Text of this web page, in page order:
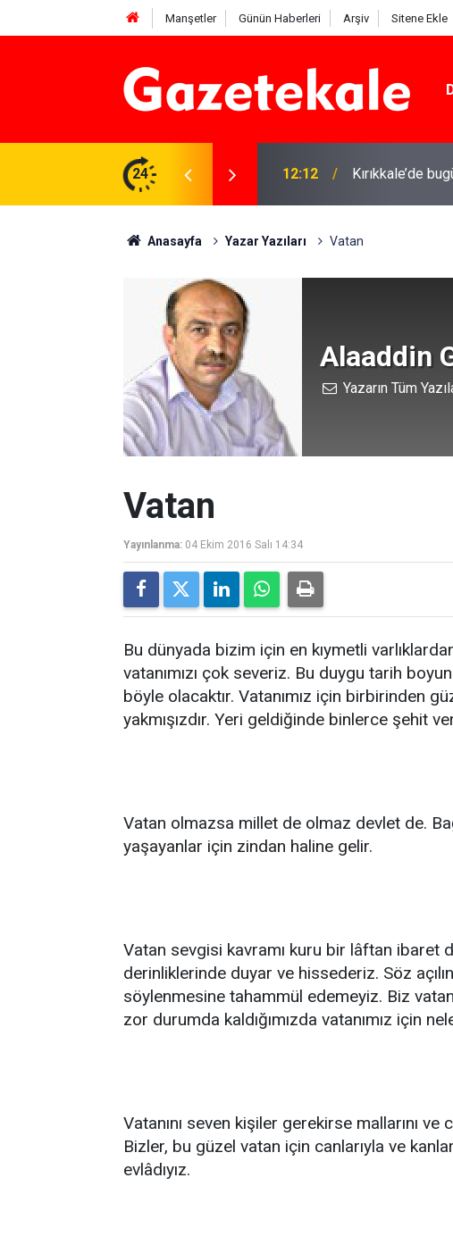
Manşetler Günün Haberleri Arşiv Sitene Ekle
24
karşı denetimler artırıldı 12:12 Kırıkkale’de
Anasayfa Yazar Yazıları Vatan
Alaaddin
Yazarın Tüm
Vatan
Yayınlanma: 04 Ekim 2016 Salı 14:34
Bu dünyada bizim için en kıymetli
vatanımızı çok severiz. Bu duygu tarih
böyle olacaktır. Vatanımız için birbirinden
yakmışızdır. Yeri geldiğinde binlerce şehit
Vatan olmazsa millet de olmaz devlet de.
yaşayanlar için zindan haline gelir.
Vatan sevgisi kavramı kuru bir lâftan ibaret
derinliklerinde duyar ve hissederiz. Söz
söylenmesine tahammül edemeyiz. Biz
zor durumda kaldığımızda vatanımız için
Vatanını seven kişiler gerekirse mallarını
Bizler, bu güzel vatan için canlarıyla ve
evlâdıyız.